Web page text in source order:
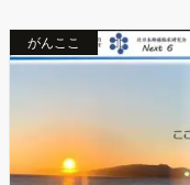
がんここ